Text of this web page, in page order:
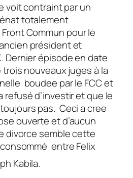
voit contraint par un
totalement
Commun pour le
président et
Dernier épisode en date
nouveaux juges à la
boudee par le FCC et
refusé d’investir et que le
pas. Ceci a cree
ouverte et d’aucun
divorce semble cette
entre Felix
Kabila.